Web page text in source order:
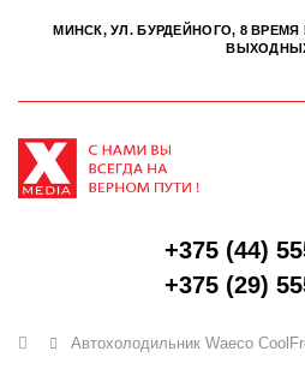
МИНСК, УЛ. БУРДЕЙНОГО, 8 ВРЕМЯ
+375 (44)
+375 (29)
Главная
Автохолодильник Waeco